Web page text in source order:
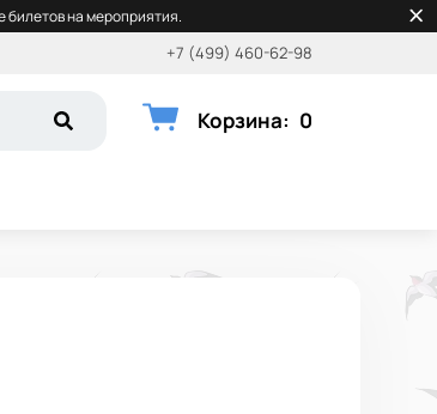
на мероприятия.
+7 (499) 460-62-98
Корзина: 0